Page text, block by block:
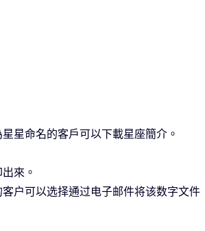
星命名的客戶可以下載星座簡介。
來。
户可以选择通过电子邮件将该数字文件